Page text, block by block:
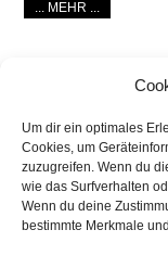
Um dir ein optimales
Cookies, um
zuzugreifen. Wenn du
wie das Surfverhalten
Wenn du deine
bestimmte Merkmale
... MEHR ...